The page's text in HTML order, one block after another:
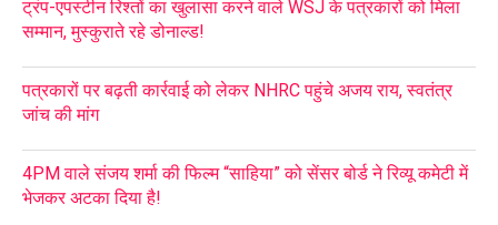
ट्रंप-एपस्टीन रिश्तों का खुलासा करने वाले WSJ के पत्रकारों को मिला
सम्मान, मुस्कुराते रहे डोनाल्ड!
पत्रकारों पर बढ़ती कार्रवाई को लेकर NHRC पहुंचे अजय राय, स्वतंत्र
जांच की मांग
4PM वाले संजय शर्मा की फिल्म “साहिया” को सेंसर बोर्ड ने रिव्यू कमेटी में
भेजकर अटका दिया है!